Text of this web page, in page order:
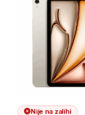
Nije na zalihi